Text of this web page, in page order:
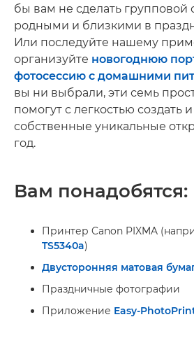
бы вам не сделать групповой
родными и близкими в
Или последуйте нашему
организуйте новогоднюю
фотосессию с домашними
вы ни выбрали, эти семь
помогут с легкостью создать
собственные уникальные
год.
Вам понадобятся:
Принтер Canon PIXMA
TS5340a)
Двусторонняя матовая
Праздничные фотографии
Приложение Easy-